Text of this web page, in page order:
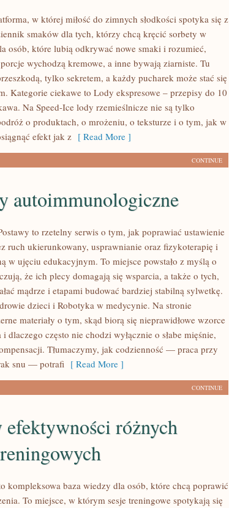
w której miłość do zimnych słodkości spotyka się z
smaków dla tych, którzy chcą kręcić sorbety w
osób, które lubią odkrywać nowe smaki i rozumieć,
wychodzą kremowe, a inne bywają ziarniste. Tu
tylko sekretem, a każdy pucharek może stać się
Kategorie ciekawe to Lody ekspresowe – przepisy do 10
Na Speed-Ice lody rzemieślnicze nie są tylko
o produktach, o mrożeniu, o teksturze i o tym, jak w
efekt jak z [ Read More ]
CONTINUE
autoimmunologiczne
to rzetelny serwis o tym, jak poprawiać ustawienie
ruch ukierunkowany, usprawnianie oraz fizykoterapię i
w ujęciu edukacyjnym. To miejsce powstało z myślą o
że ich plecy domagają się wsparcia, a także o tych,
mądrze i etapami budować bardziej stabilną sylwetkę.
dzieci i Robotyka w medycynie. Na stronie
materiały o tym, skąd biorą się nieprawidłowe wzorce
i dlaczego często nie chodzi wyłącznie o słabe mięśnie,
Tłumaczymy, jak codzienność — praca przy
snu — potrafi [ Read More ]
CONTINUE
różnych
kompleksowa baza wiedzy dla osób, które chcą poprawić
To miejsce, w którym sesje treningowe spotykają się